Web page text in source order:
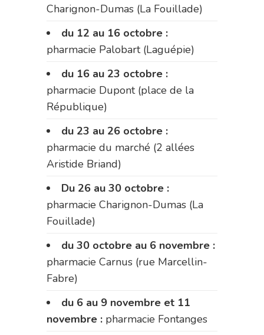
Charignon-Dumas (La Fouillade)
du 12 au 16 octobre :
pharmacie Palobart (Laguépie)
du 16 au 23 octobre :
pharmacie Dupont (place de la
République)
du 23 au 26 octobre :
pharmacie du marché (2 allées
Aristide Briand)
Du 26 au 30 octobre :
pharmacie Charignon-Dumas (La
Fouillade)
du 30 octobre au 6 novembre :
pharmacie Carnus (rue Marcellin-
Fabre)
du 6 au 9 novembre et 11
novembre : pharmacie Fontanges